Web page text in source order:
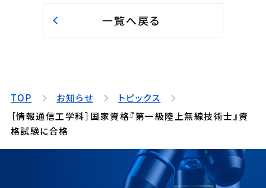
一覧へ戻る
TOP お知らせ
トピックス
［情報通信工学科］国家資格『第一級陸上無線技術士』資
格試験に合格